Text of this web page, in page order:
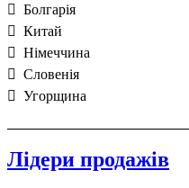
Болгарія
Китай
Нiмеччина
Словенія
Угорщина
Лідери продажів